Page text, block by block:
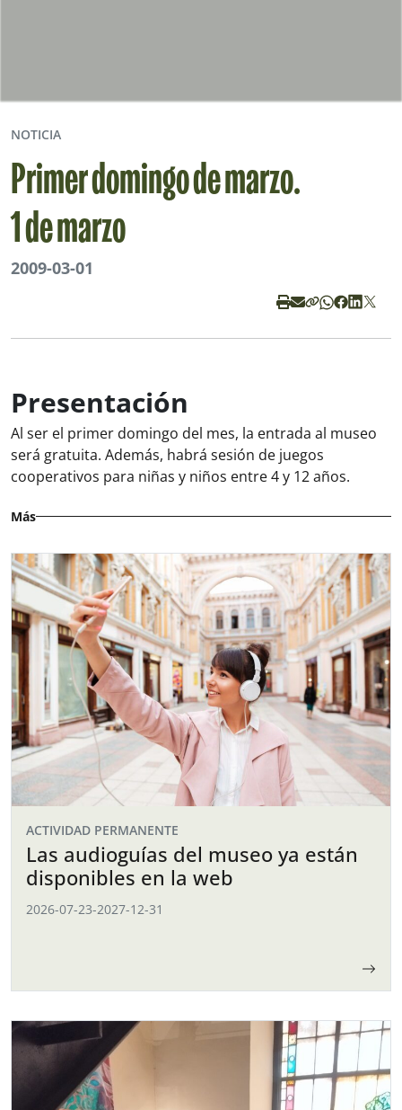
NOTICIA
Primer domingo de marzo.
1 de marzo
2009-03-01
Presentación
Al ser el primer domingo del mes, la entrada al museo
será gratuita. Además, habrá sesión de juegos
cooperativos para niñas y niños entre 4 y 12 años.
Más
ACTIVIDAD PERMANENTE
Las audioguías del museo ya están
disponibles en la web
2026-07-23-2027-12-31